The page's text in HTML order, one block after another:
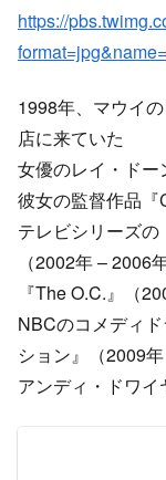
https://
1998年、マウイ
店に来ていた
女優のレイ・ドー
彼女の監督作品
テレビシリーズの
（2002年 – 2006
『The O.C.』（
NBCのコメディ
ション』（2009
アンディ・ドワイ